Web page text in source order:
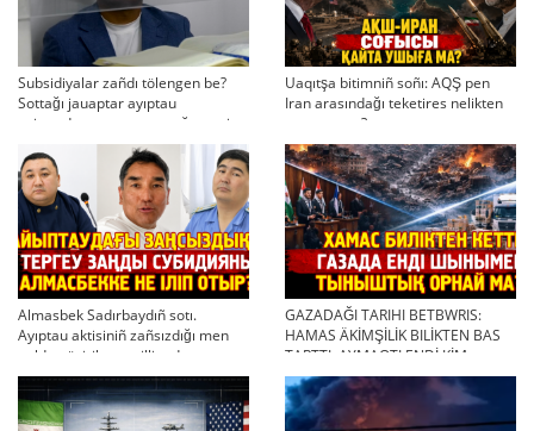
Subsidiyalar zañdı tölengen be?
Sottağı jauaptar ayıptau
twjırımdarın qayta qarauğa negiz
bola ala ma?
Uaqıtşa bitimniñ soñı: AQŞ pen
Iran arasındağı teketires nelikten
qayta uşıqtı?
Almasbek Sadırbaydıñ sotı.
Ayıptau aktisiniñ zañsızdığı men
qoldan ösirilgen milliondar
GAZADAĞI TARIHI BETBWRIS:
HAMAS ÄKİMŞİLİK BILİKTEN BAS
TARTTI. AYMAQTI ENDİ KİM
BASQARADI?